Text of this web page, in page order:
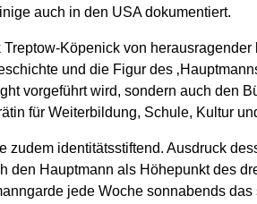
auch in den USA dokumentiert.
Köpenick von
und die Figur des
vorgeführt wird, sondern auch den
für Weiterbildung, Schule, Kultur
zudem identitätsstiftend. Ausdruck
den Hauptmann als Höhepunkt des
jede Woche sonnabends